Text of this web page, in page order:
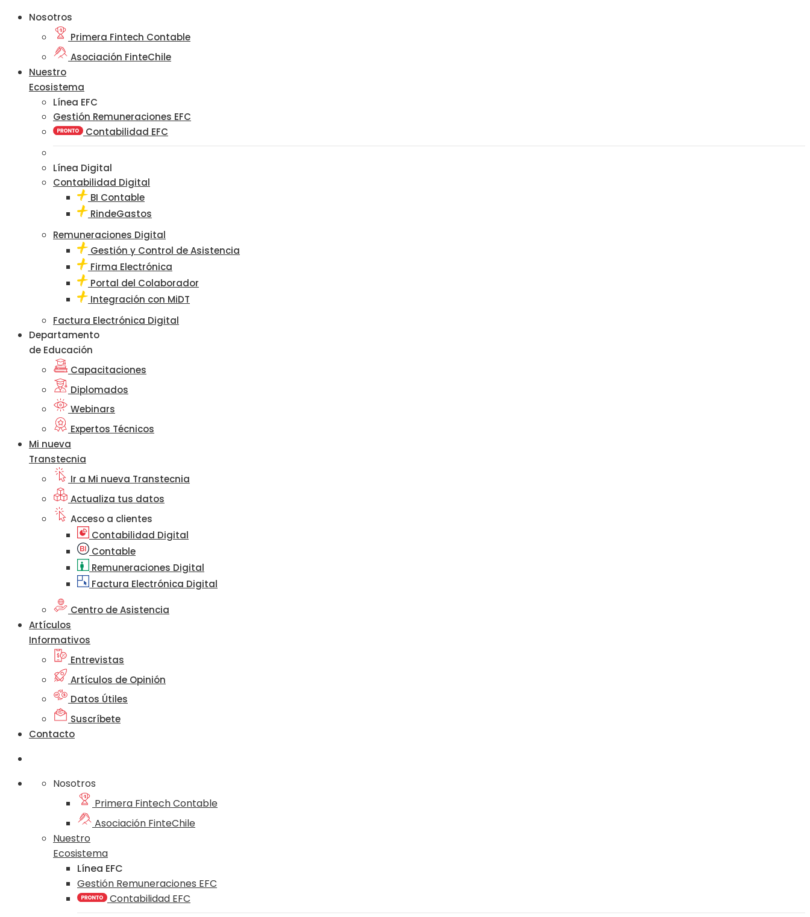
Nosotros
Primera Fintech Contable
Asociación FinteChile
Nuestro
Ecosistema
Línea EFC
Gestión Remuneraciones EFC
Contabilidad EFC
Línea Digital
Contabilidad Digital
BI Contable
RindeGastos
Remuneraciones Digital
Gestión y Control de Asistencia
Firma Electrónica
Portal del Colaborador
Integración con MiDT
Factura Electrónica Digital
Departamento
de Educación
Capacitaciones
Diplomados
Webinars
Expertos Técnicos
Mi nueva
Transtecnia
Ir a Mi nueva Transtecnia
Actualiza tus datos
Acceso a clientes
Contabilidad Digital
Contable
Remuneraciones Digital
Factura Electrónica Digital
Centro de Asistencia
Artículos
Informativos
Entrevistas
Artículos de Opinión
Datos Útiles
Suscríbete
Contacto
Nosotros
Primera Fintech Contable
Asociación FinteChile
Nuestro
Ecosistema
Línea EFC
Gestión Remuneraciones EFC
Contabilidad EFC